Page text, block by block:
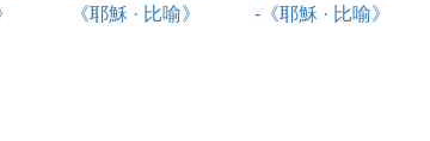
《耶穌 · 比喻》
-《耶穌 · 比喻》